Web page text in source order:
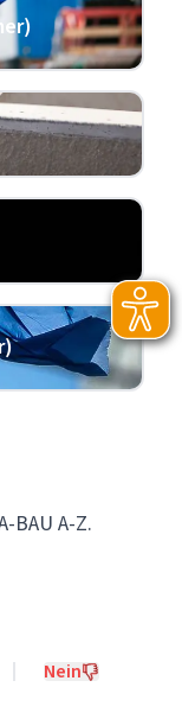
BAU A-Z.
Nein